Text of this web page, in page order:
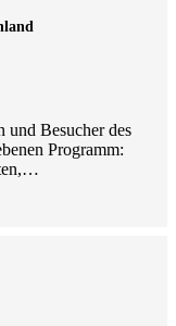
und Besucher des
Programm: